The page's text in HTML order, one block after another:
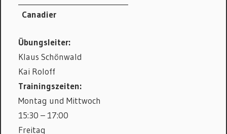
Canadier
Übungsleiter:
Klaus Schönwald
Kai Roloff
Trainingszeiten:
Montag und Mittwoch
15:30 – 17:00
Freitag